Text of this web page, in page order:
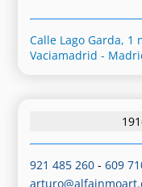
Calle Lago Garda, 1
Vaciamadrid -
921 485 260 -609